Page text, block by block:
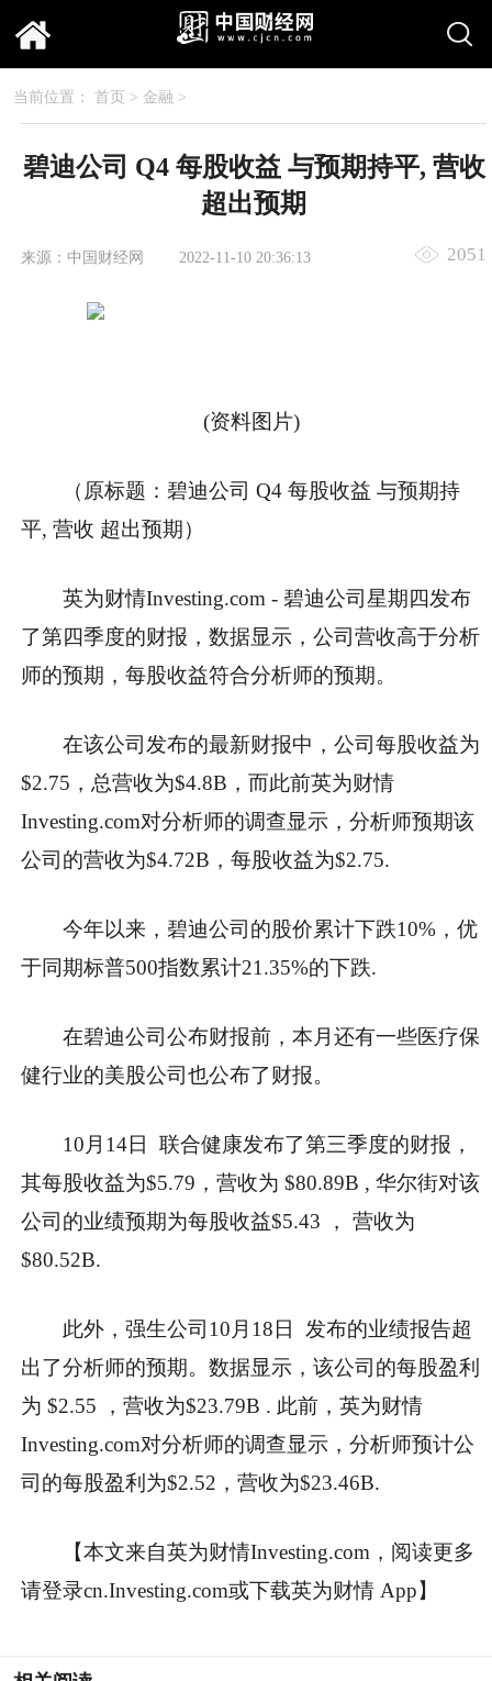
当前位置： 首页 > 金融 >
碧迪公司 Q4 每股收益 与预期持平, 营收
超出预期
来源：中国财经网 2022-11-10 20:36:13 2051
(资料图片)
（原标题：碧迪公司 Q4 每股收益 与预期持
平, 营收 超出预期）
英为财情Investing.com - 碧迪公司星期四发布
了第四季度的财报，数据显示，公司营收高于分析
师的预期，每股收益符合分析师的预期。
在该公司发布的最新财报中，公司每股收益为
$2.75，总营收为$4.8B，而此前英为财情
Investing.com对分析师的调查显示，分析师预期该
公司的营收为$4.72B，每股收益为$2.75.
今年以来，碧迪公司的股价累计下跌10%，优
于同期标普500指数累计21.35%的下跌.
在碧迪公司公布财报前，本月还有一些医疗保
健行业的美股公司也公布了财报。
10月14日 联合健康发布了第三季度的财报，
其每股收益为$5.79，营收为 $80.89B , 华尔街对该
公司的业绩预期为每股收益$5.43 ， 营收为
$80.52B.
此外，强生公司10月18日 发布的业绩报告超
出了分析师的预期。数据显示，该公司的每股盈利
为 $2.55 ，营收为$23.79B . 此前，英为财情
Investing.com对分析师的调查显示，分析师预计公
司的每股盈利为$2.52，营收为$23.46B.
【本文来自英为财情Investing.com，阅读更多
请登录cn.Investing.com或下载英为财情 App】